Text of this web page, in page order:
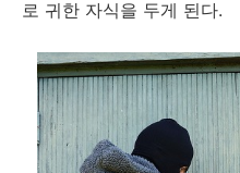
로 귀한 자식을 두게 된다.